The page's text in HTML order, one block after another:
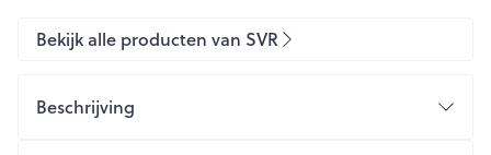
Bekijk alle producten van SVR
Beschrijving